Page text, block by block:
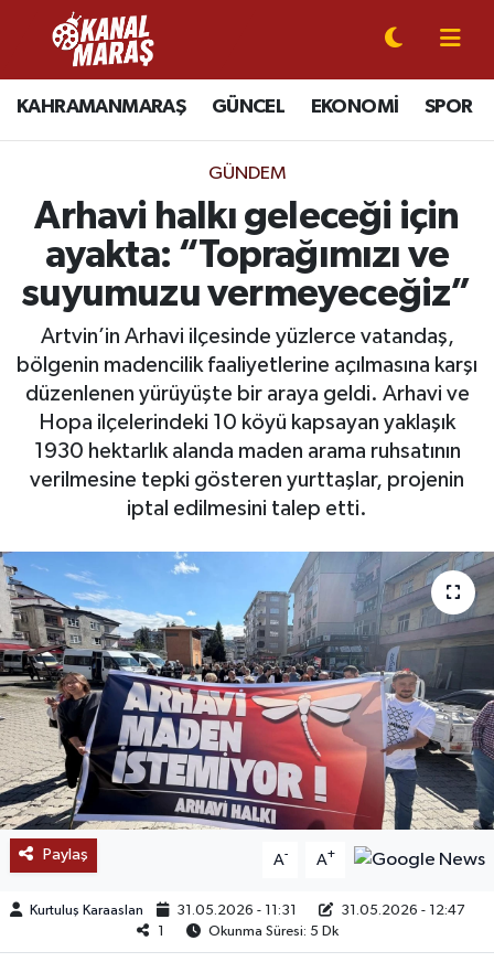
KAHRAMANMARAŞ GÜNCEL EKONOMİ SPOR
GÜNDEM
Arhavi halkı geleceği için
ayakta: “Toprağımızı ve
suyumuzu vermeyeceğiz”
Artvin’in Arhavi ilçesinde yüzlerce vatandaş,
bölgenin madencilik faaliyetlerine açılmasına karşı
düzenlenen yürüyüşte bir araya geldi. Arhavi ve
Hopa ilçelerindeki 10 köyü kapsayan yaklaşık
1930 hektarlık alanda maden arama ruhsatının
verilmesine tepki gösteren yurttaşlar, projenin
iptal edilmesini talep etti.
Paylaş A- A+
Kurtuluş Karaaslan 31.05.2026 - 11:31
31.05.2026 - 12:47
1
Okunma Süresi: 5 Dk
CANLI YAYIN
KAHRAMANMARAŞ
SPOR
SİYASET
EKONOMİ
GÜNDEM
MAGAZİN
EĞİTİM
BÖLGE
KEŞFET
POPÜLER
DÜNYA
TREND
Kahramanmaraş Nöbetçi Eczaneler
Kahramanmaraş Hava Durumu
Kahramanmaraş Namaz Vakitleri
Kahramanmaraş Trafik Yoğunluk Haritası
Süper Lig Puan Durumu ve Fikstür
Tüm Manşetler
Son Dakika Haberleri
Haber Arşivi